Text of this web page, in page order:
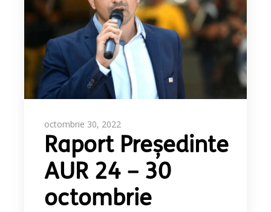
octombrie 30, 2022
Raport Președinte
AUR 24 – 30
octombrie